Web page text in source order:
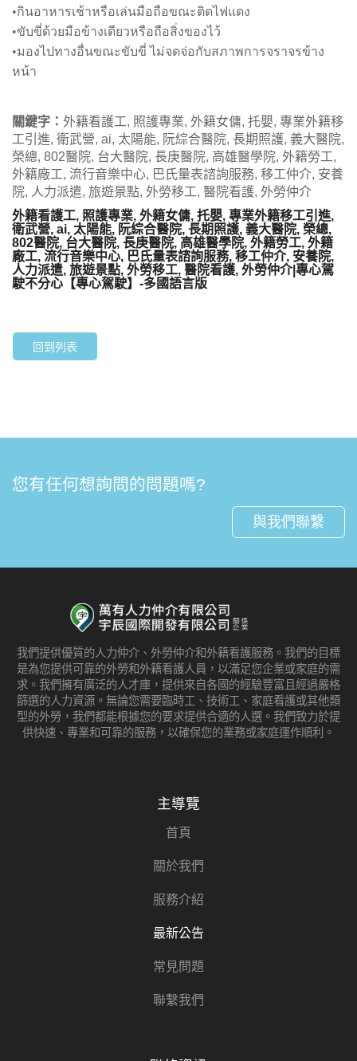
•กินอาหารเช้าหรือเล่นมือถือขณะติดไฟแดง
•ขับขี่ด้วยมือข้างเดียวหรือถือสิ่งของไว้
•มองไปทางอื่นขณะขับขี่ ไม่จดจ่อกับสภาพการจราจรข้าง
หน้า
關鍵字： 外籍看護工, 照護專業, 外籍女傭, 托嬰, 專業外籍移
工引進, 衛武營, ai, 太陽能, 阮綜合醫院, 長期照護, 義大醫院,
榮總, 802醫院, 台大醫院, 長庚醫院, 高雄醫學院, 外籍勞工,
外籍廠工, 流行音樂中心, 巴氏量表諮詢服務, 移工仲介, 安養
院, 人力派遣, 旅遊景點, 外勞移工, 醫院看護, 外勞仲介
外籍看護工, 照護專業, 外籍女傭, 托嬰, 專業外籍移工引進,
衛武營, ai, 太陽能, 阮綜合醫院, 長期照護, 義大醫院, 榮總,
802醫院, 台大醫院, 長庚醫院, 高雄醫學院, 外籍勞工, 外籍
廠工, 流行音樂中心, 巴氏量表諮詢服務, 移工仲介, 安養院,
人力派遣, 旅遊景點, 外勞移工, 醫院看護, 外勞仲介|專心駕
駛不分心【專心駕駛】-多國語言版
回到列表
您有任何想詢問的問題嗎?
與我們聯繫
我們提供優質的人力仲介、外勞仲介和外籍看護服務。我們的目標
是為您提供可靠的外勞和外籍看護人員，以滿足您企業或家庭的需
求。我們擁有廣泛的人才庫，提供來自各國的經驗豐富且經過嚴格
篩選的人力資源。無論您需要臨時工、技術工、家庭看護或其他類
型的外勞，我們都能根據您的要求提供合適的人選。我們致力於提
供快速、專業和可靠的服務，以確保您的業務或家庭運作順利。
主導覽
首頁
關於我們
服務介紹
最新公告
常見問題
聯繫我們